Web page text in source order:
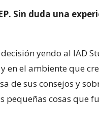
Sin duda una
yendo al IAD
en el ambiente que
de sus consejos y
pequeñas cosas que